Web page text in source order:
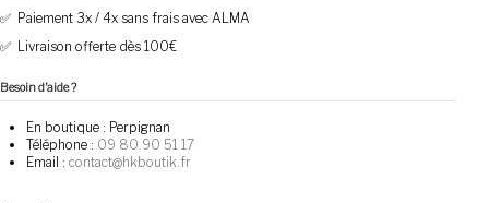
✅ Paiement 3x / 4x sans frais avec ALMA
✅ Livraison offerte dès 100€
Besoin d’aide ?
En boutique : Perpignan
Téléphone : 09 80 90 51 17
Email : contact@hkboutik.fr